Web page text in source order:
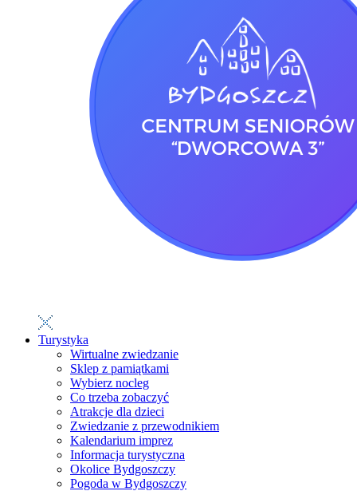
Turystyka
Wirtualne zwiedzanie
Sklep z pamiątkami
Wybierz nocleg
Co trzeba zobaczyć
Atrakcje dla dzieci
Zwiedzanie z przewodnikiem
Kalendarium imprez
Informacja turystyczna
Okolice Bydgoszczy
Pogoda w Bydgoszczy